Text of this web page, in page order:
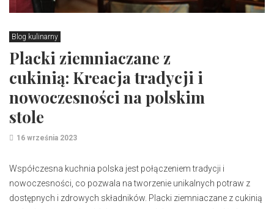
Blog kulinarny
Placki ziemniaczane z
cukinią: Kreacja tradycji i
nowoczesności na polskim
stole
16 września 2023
Współczesna kuchnia polska jest połączeniem tradycji i
nowoczesności, co pozwala na tworzenie unikalnych potraw z
dostępnych i zdrowych składników. Placki ziemniaczane z cukinią